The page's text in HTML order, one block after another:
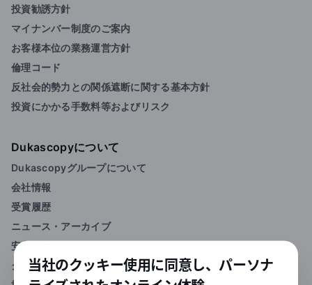
投資勧誘方針
マイナンバー制度のご案内
お客様本位の業務運営方針
倫理コード
反社会的勢力との関係遮断に関する基本方針
投資にかかる手数料等およびリスク
Dukascopyについて
Dukascopyグループについて
会社情報
受賞履歴
ニュース・アーカイブ
安心の完全信託保全
グループオフィス一覧
当社のクッキー使用に同意し、パーソナ